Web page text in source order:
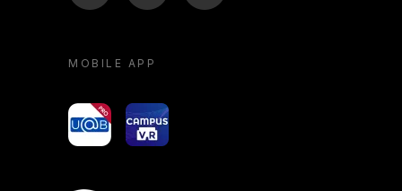
MOBILE APP
yoU@B Campus VR